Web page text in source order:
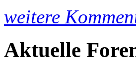
weitere
Aktuelle